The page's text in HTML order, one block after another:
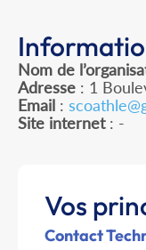
Nom de
Adresse : 1
Email :
Site internet: -
Vos
Contact